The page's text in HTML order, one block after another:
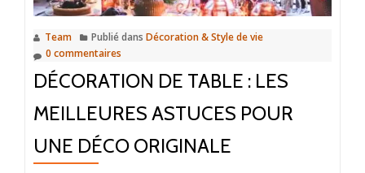
Team Publié dans Décoration & Style de vie
0 commentaires
DÉCORATION DE TABLE : LES
MEILLEURES ASTUCES POUR
UNE DÉCO ORIGINALE